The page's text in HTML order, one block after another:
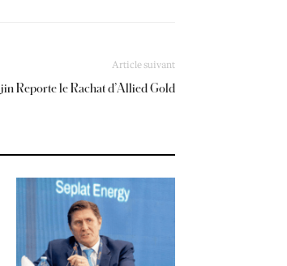
Article suivant
Reporte le Rachat d’Allied Gold